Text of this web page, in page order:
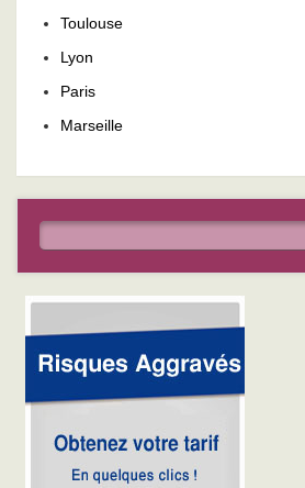
Toulouse
Lyon
Paris
Marseille